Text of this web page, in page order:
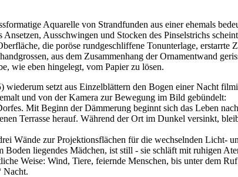
Aquarelle von Strandfunden aus einer ehemals
Ausschwingen und Stocken des Pinselstrichs
die poröse rundgeschliffene Tonunterlage, erstarrte
aus dem Zusammenhang der Ornamentwand
wie eben hingelegt, vom Papier zu lösen.
setzt aus Einzelblättern den Bogen einer Nacht
und von der Kamera zur Bewegung im Bild gebündelt:
Mit Beginn der Dämmerung beginnt sich das Leben
Terrasse herauf. Während der Ort im Dunkel versinkt,
Wände zur Projektionsflächen für die wechselnden Licht-
liegendes Mädchen, ist still - sie schläft mit ruhigen
Weise: Wind, Tiere, feiernde Menschen, bis unter dem
Nacht.